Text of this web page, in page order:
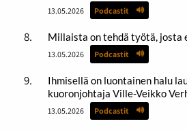
13.05.2026 Podcastit
Millaista on tehdä työtä, josta
13.05.2026 Podcastit
Ihmisellä on luontainen halu
kuoronjohtaja Ville-Veikko
13.05.2026 Podcastit